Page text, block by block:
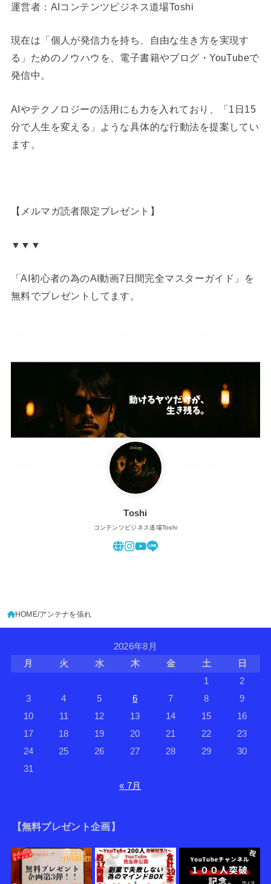
運営者：AIコンテンツビジネス道場Toshi
現在は「個人が発信力を持ち、自由な生き方を実現す
る」ためのノウハウを、電子書籍やブログ・YouTubeで
発信中。
AIやテクノロジーの活用にも力を入れており、「1日15
分で人生を変える」ような具体的な行動法を提案してい
ます。
【メルマガ読者限定プレゼント】
▼▼▼
「AI初心者の為のAI動画7日間完全マスターガイド」を
無料でプレゼントしてます。
Toshi
コンテンツビジネス道場Toshi
HOME アンテナを張れ
2026年8月
月
火 水 木 金 土
日
1
2
3
4 5 6 7 8
9
10
11 12 13 14 15
16
17
18 19 20 21 22
23
24
25 26 27 28 29
30
31
« 7月
【無料プレゼント企画】